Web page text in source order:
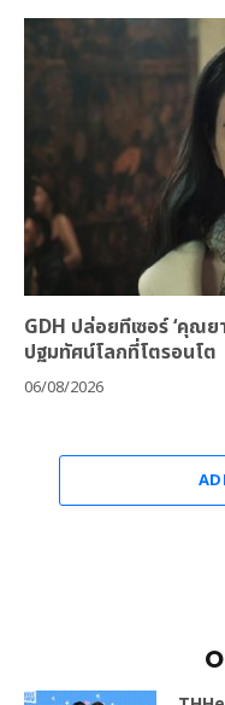
GDH ปล่อยทีเซอร์ ‘คุณ
ปฐมทัศน์โลกที่โตรอนโต
06/08/2026